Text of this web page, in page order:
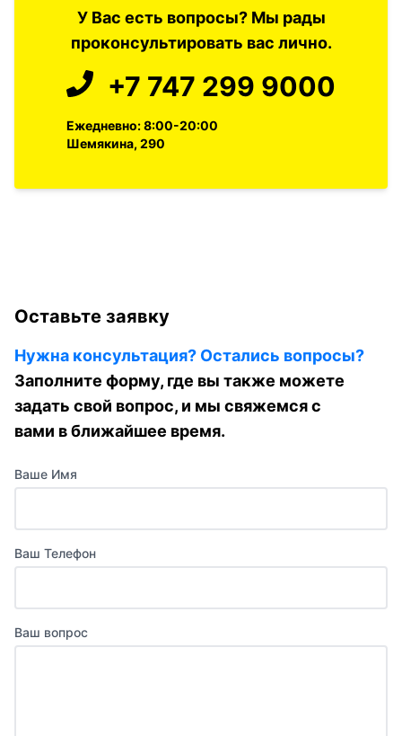
У Вас есть вопросы? Мы рады
проконсультировать вас лично.
+7 747 299 9000
Ежедневно: 8:00-20:00
Шемякина, 290
Оставьте заявку
Нужна консультация? Остались вопросы?
Заполните форму, где вы также можете
задать свой вопрос, и мы свяжемся с
вами в ближайшее время.
Ваше Имя
Ваш Телефон
Ваш вопрос